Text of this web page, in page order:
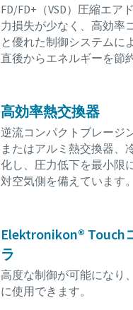
FD/FD+（VSD）圧縮エア
力損失が少なく、高効率
と優れた制御システムに
直後からエネルギーを節
高効率熱交換器
逆流コンパクトブレージ
またはアルミ熱交換器、
化し、圧力低下を最小限
対空気側を備えています。
Elektronikon® Touch
ラ
高度な制御が可能になり
に使用できます。